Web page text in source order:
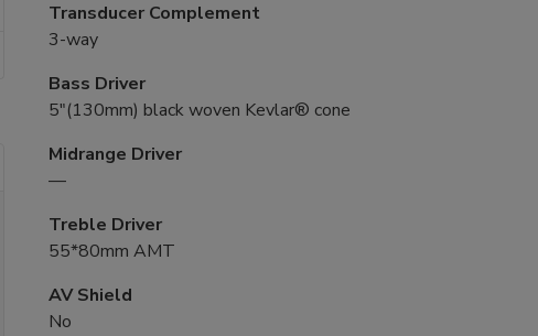
Transducer Complement
3-way
Bass Driver
5″(130mm) black woven Kevlar® cone
Midrange Driver
—
Treble Driver
55*80mm AMT
AV Shield
No